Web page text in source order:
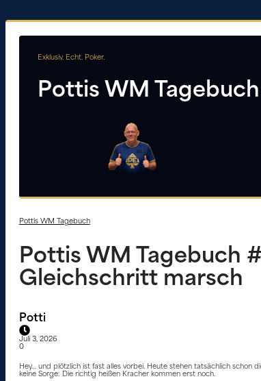
Exklusiv. Echt. Poker.
Pottis WM Tagebuch
Pottis WM Tagebuch
Pottis WM Tagebuch
Gleichschritt marsch
Potti
Juli 3, 2026
0
Hey… und plötzlich ist fast alles vorbei. Heute stehen tatsächlich
keine Sorge: Die richtig heißen Kracher kommen erst noch.